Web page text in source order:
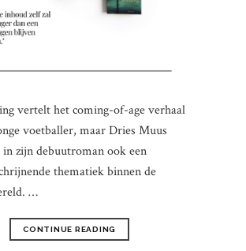
vertelt het coming-of-age verhaal
voetballer, maar Dries Muus
in zijn debuutroman ook een
thematiek binnen de
…
CONTINUE READING